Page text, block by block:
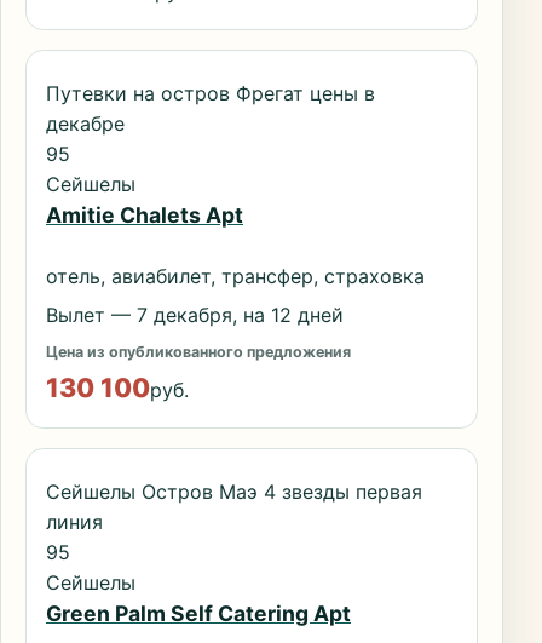
Путевки на остров Фрегат цены в
декабре
95
Сейшелы
Amitie Chalets Apt
отель, авиабилет, трансфер, страховка
Вылет — 7 декабря, на 12 дней
Цена из опубликованного предложения
130 100руб.
Сейшелы Остров Маэ 4 звезды первая
линия
95
Сейшелы
Green Palm Self Catering Apt